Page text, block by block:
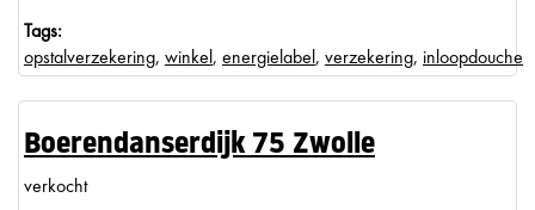
Tags:
opstalverzekering, winkel, energielabel, verzekering, inloopdouche
Boerendanserdijk 75 Zwolle
verkocht